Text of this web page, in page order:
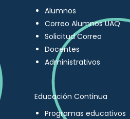
Alumnos
Correo Alumnos UAQ
Solicitud Correo
Docentes
Administrativos
Educación Continua
Programas educativos